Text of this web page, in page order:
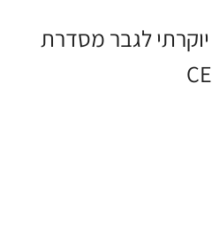
שעון יד ראדו RADO יוקרתי לגבר מסדרת